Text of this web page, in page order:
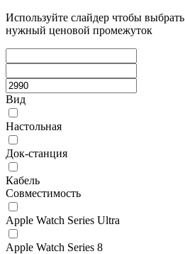
Используйте слайдер чтобы выбрать
нужный ценовой промежуток
Вид
Настольная
Док-станция
Кабель
Совместимость
Apple Watch Series Ultra
Apple Watch Series 8